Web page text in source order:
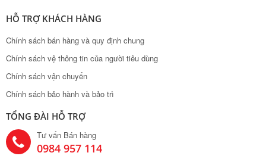
HỖ TRỢ KHÁCH HÀNG
Chính sách bán hàng và quy định chung
Chính sách vệ thông tin của người tiêu dùng
Chính sách vận chuyển
Chính sách bảo hành và bảo trì
TỔNG ĐÀI HỖ TRỢ
Tư vấn Bán hàng
0984 957 114